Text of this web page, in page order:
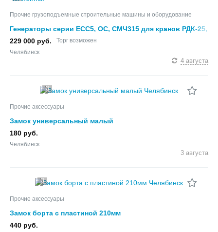
Прочие грузоподъемные строительные машины и оборудование
Генераторы серии ЕСС5, ОС, СМЧ315 для кранов РДК-25,
RDK-25, ДЭК-251, ДЭК-401, МГК-25, КДЭ-161, КДЭ-
229 000 руб.
Торг возможен
Челябинск
4 августа
3
Прочие аксессуары
Замок универсальный малый
180 руб.
Челябинск
3 августа
3
Прочие аксессуары
Замок борта с пластиной 210мм
440 руб.